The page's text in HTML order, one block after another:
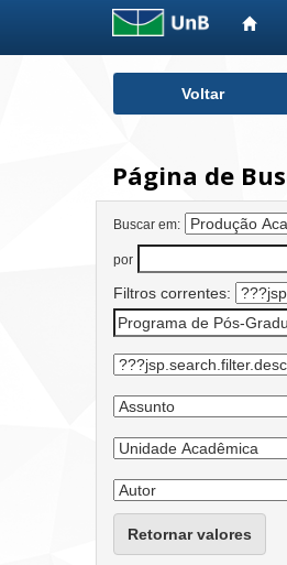
Voltar
Página de
Buscar em:
por
Filtros correntes:
Retornar valores